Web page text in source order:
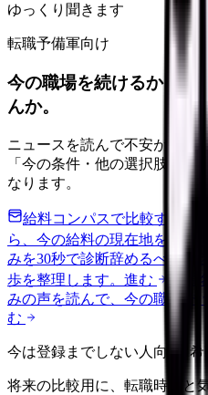
ゆっくり聞きます
転職予備軍向け
今の職場を続けるか、条
んか。
ニュースを読んで不安が強く
「今の条件・他の選択肢・相
なります。
給料コンパスで比較する
地
ら、今の給料の現在地を確認
みを30秒で診断辞めるべきか
歩を整理します。 進む 匿
みの声を読んで、今の職場だ
む
今は登録までしない人向け:
将来の比較用に、転職時期と